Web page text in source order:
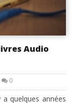
Audio
0
quelques années